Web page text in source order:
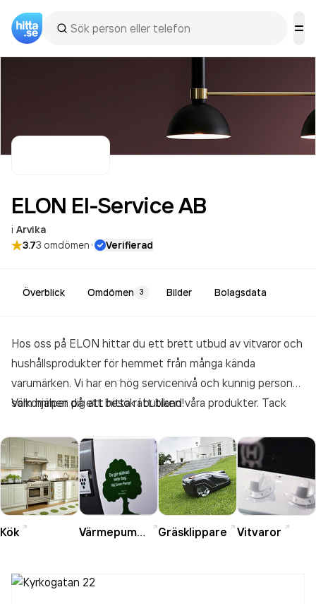
ELON El-ServiceAB
i Arvika
3.73 omdömen· Verifierad
Överblick Omdömen 3 Bilder Bolagsdata
Hos oss på ELON hittar du ett brett utbud av vitvaror och
hushållsprodukter för hemmet från många kända
varumärken. Vi har en hög servicenivå och kunnig personal
som hjälper dig att hitta rätt bland våra produkter. Tack
sortiment garantera leverans inom tre dagar på det vi inte
har hemma i butik. Självklart kan vi erbjuda räntefria lån och
mycket förmånliga försäkringar till dina nya vitvaror. Hos
oss kan du lita på att du köper kvalitet till bra pris med stor
trygghet.
Välkommen på ett besök i butiken!
Kök Värmepumpar Gräsklippare Vitvaror